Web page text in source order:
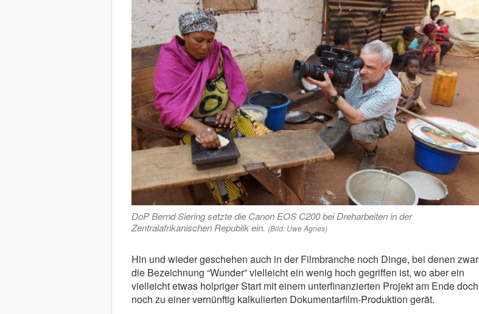
DoP Bernd Siering setzte die Canon EOS C200 bei Dreharbeiten in der
Zentralafrikanischen Republik ein. (Bild: Uwe Agnes)
Hin und wieder geschehen auch in der Filmbranche noch Dinge, bei denen zwar
die Bezeichnung “Wunder” vielleicht ein wenig hoch gegriffen ist, wo aber ein
vielleicht etwas holpriger Start mit einem unterfinanzierten Projekt am Ende doch
noch zu einer vernünftig kalkulierten Dokumentarfilm-Produktion gerät.